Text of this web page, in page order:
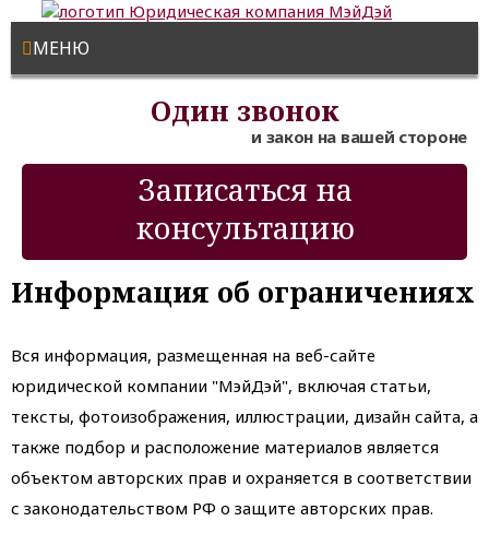
МЕНЮ
Один звонок
и закон на вашей стороне
Записаться на
консультацию
Информация об ограничениях
Вся информация, размещенная на веб-сайте
юридической компании "МэйДэй", включая статьи,
тексты, фотоизображения, иллюстрации, дизайн сайта, а
также подбор и расположение материалов является
объектом авторских прав и охраняется в соответствии
с законодательством РФ о защите авторских прав.